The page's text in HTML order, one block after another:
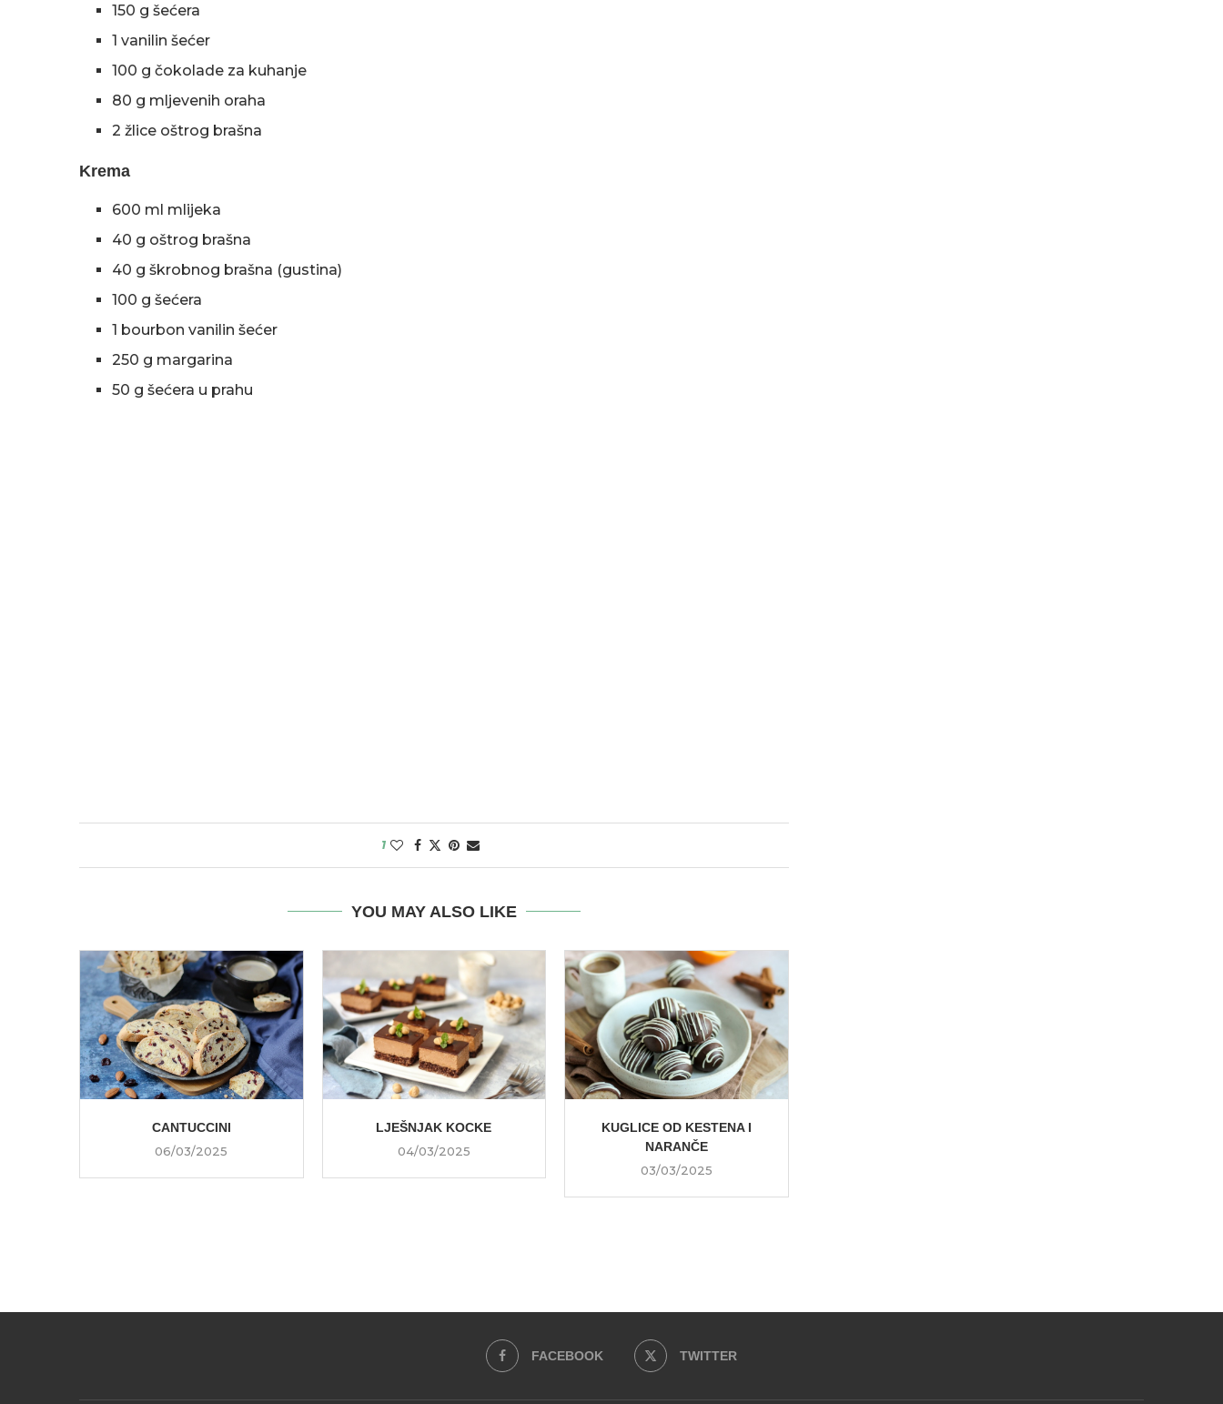
150 g šećera
1 vanilin šećer
100 g čokolade za kuhanje
80 g mljevenih oraha
2 žlice oštrog brašna
Krema
600 ml mlijeka
40 g oštrog brašna
40 g škrobnog brašna (gustina)
100 g šećera
1 bourbon vanilin šećer
250 g margarina
50 g šećera u prahu
1
YOU MAY ALSO LIKE
CANTUCCINI
06/03/2025
LJEŠNJAK KOCKE
04/03/2025
KUGLICE OD KESTENA I
NARANČE
03/03/2025
FACEBOOK TWITTER